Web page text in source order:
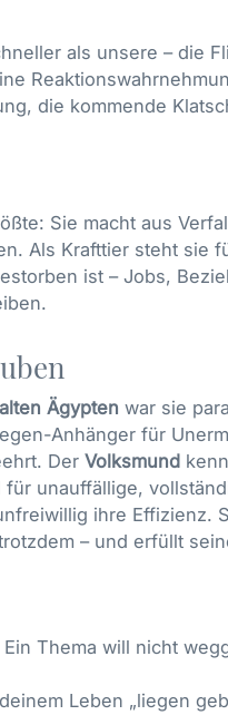
als unsere – die
die kommende
Sie macht aus
Als Krafttier steht sie
ist – Jobs,
alten Ägypten war sie
Anhänger für
Der Volksmund
unauffällige,
ihre Effizienz.
– und erfüllt
Ein Thema will nicht
Leben „liegen